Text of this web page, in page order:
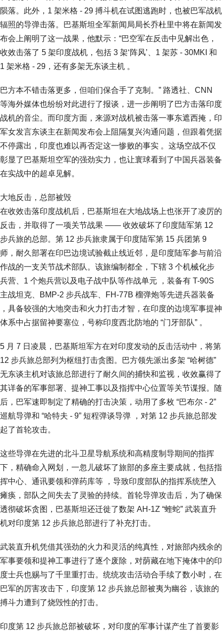
陨落。此外，1 架米格 - 29 搏斗机在试图逃跑时，也被巴军战机
辐照的导弹击落。巴基斯坦全军新闻局局长乔杜里中将在新闻发
布会上阐明了这一战果，他默示：“巴空军在反击中见解出色，
收效击落了 5 架印度战机，包括 3 架‘阵风’、1 架苏 - 30MKI 和
1 架米格 - 29，还有多架无东谈主机 。
巴方本不错击落更多，但咱们保合手了克制。” 路透社、CNN
等海外媒体也纷纷对此进行了报谈，进一步阐明了巴方击落印度
战机的音尘。而印度方面，来源对战机被击落一事东遮西掩，印
军女发言东谈主在新闻发布会上阻隔复兴沟通问题，但跟着凭据
不停露出，印度也难以再否定这一惨败的事实 。这场空战不仅
彰显了巴基斯坦空军的强劲实力，也让寰球看到了中国兵器装备
在实战中的超卓见解。
大地反击，总部被毁
在收效击落印度战机后，巴基斯坦在大地战场上也张开了凌厉的
反击，并取得了一项关节战果 —— 收效破坏了印度陆军第 12
步兵旅的总部。第 12 步兵旅隶属于印度陆军第 15 兵团第 9
师，耐久部署在印巴边境试验截止线近邻，是印度陆军参与前沿
作战的一支关节战术部队。该旅编制都全，下辖 3 个机械化步
兵营、1 个炮兵营以及电子战中队等作战单元 ，装备有 T-90S
主战坦克、BMP-2 步兵战车、FH-77B 榴弹炮等先进兵器装备
，具备较强的大地突击和火力打击才智，在印度的边境军事提神
体系中占据留神要塞位，号称印度西北防地的 “门牙部队” 。
5 月 7 日凌晨，巴基斯坦军方在对印度发动的反击活动中，将第
12 步兵旅总部列为枢纽打击贪图。巴方领先派出多架 “哈树德”
无东谈主机对该旅总部进行了耐久间的捕快和监视，收效赢得了
其详备的军事部署、提神工事以及指挥中心位置等关节谍报。随
后，巴军速即制定了精确的打击决策，动用了多枚 “巴布尔 - 2”
巡航导弹和 “哈特夫 - 9” 短程弹谈导弹 ，对第 12 步兵旅总部发
起了首轮攻击。
这些导弹在先进的北斗卫星导航系统和高精度制导期间的指挥
下，精确命入网划，一忽儿破坏了旅部的多座主要成就，包括指
挥中心、通讯要领和弹药库等 ，导致印度部队的指挥系统堕入
瘫痪，部队之间失去了灵验的持续。首轮导弹攻击后，为了确保
透彻破坏贪图，巴基斯坦还迁徙了数架 AH-1Z “蝰蛇” 武装直升
机对印度第 12 步兵旅总部进行了补充打击。
武装直升机凭借其强劲的火力和灵活的纯真性，对旅部内残余的
军事要领和提神工事进行了逐个废除，对荫藏在地下掩体中的印
度士兵也赐与了千里重打击。统统攻击活动合手续了数小时，在
巴军的厉害攻击下，印度第 12 步兵旅总部被夷为幽谷，该旅的
搏斗力遭到了烧毁性的打击。
印度第 12 步兵旅总部被破坏，对印度的军事计谋产生了首要影